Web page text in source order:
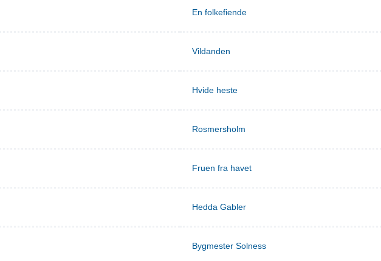
En folkefiende
Vildanden
Hvide heste
Rosmersholm
Fruen fra havet
Hedda Gabler
Bygmester Solness